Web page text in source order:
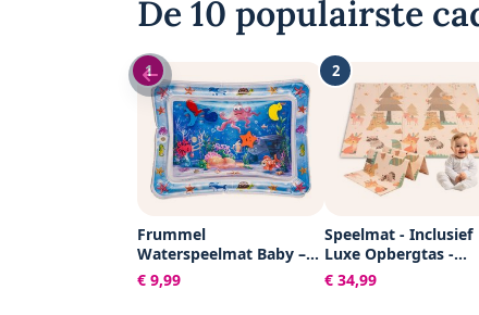
De 10 populairste
1
Frummel
Waterspeelmat Baby –
Watermat – Speelkleed –
Opblaasbaar –
€ 9,99
2
Speelmat - Inclusief
Luxe Opbergtas -
Dubbelzijdig -
Speelkleed -
€ 34,99